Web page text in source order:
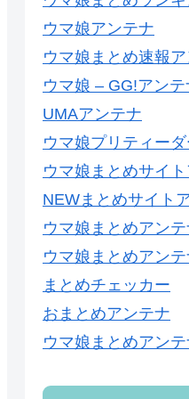
ウマ娘アンテナ
ウマ娘まとめ速報
ウマ娘 – GG!アンテ
UMAアンテナ
ウマ娘プリティー
ウマ娘まとめサイト
NEWまとめサイト
ウマ娘まとめアンテ
ウマ娘まとめアンテ
まとめチェッカー
おまとめアンテナ
ウマ娘まとめアンテ